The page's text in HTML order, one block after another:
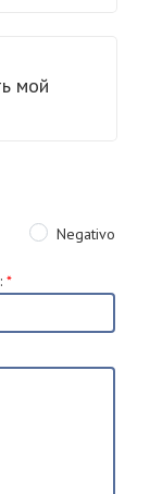
мой
Negativo
: *